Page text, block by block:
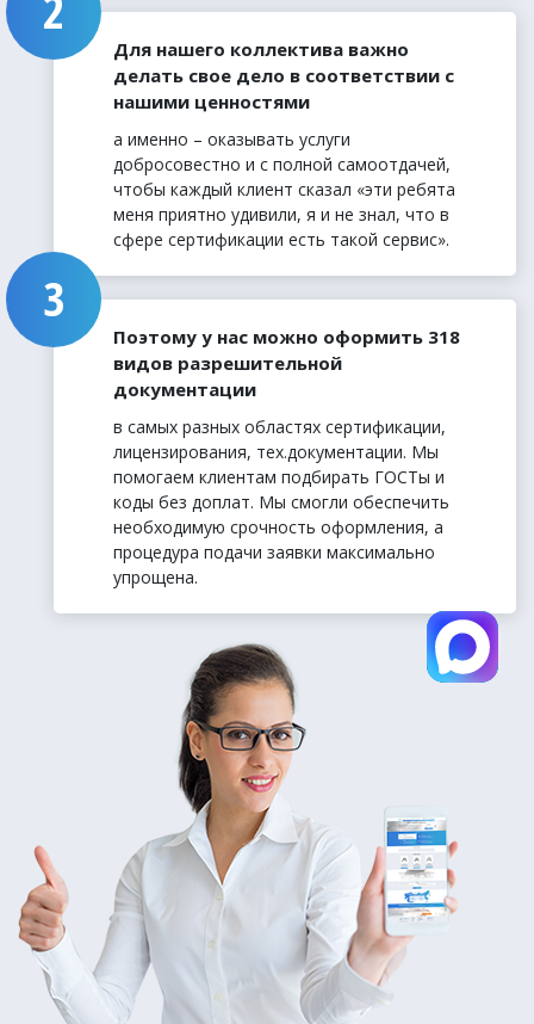
Для нашего коллектива важно
делать свое дело в соответствии с
нашими ценностями
а именно – оказывать услуги
добросовестно и с полной самоотдачей,
чтобы каждый клиент сказал «эти ребята
меня приятно удивили, я и не знал, что в
сфере сертификации есть такой сервис».
Поэтому у нас можно оформить 318
видов разрешительной
документации
в самых разных областях сертификации,
лицензирования, тех.документации. Мы
помогаем клиентам подбирать ГОСТы и
коды без доплат. Мы смогли обеспечить
необходимую срочность оформления, а
процедура подачи заявки максимально
упрощена.